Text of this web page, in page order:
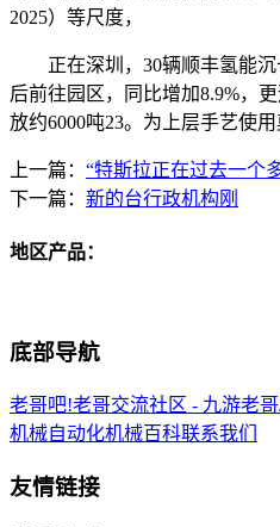
2025）等尺度，
正在深圳，30辆顺丰氢能沉
后前往园区，同比增加8.9%，
放约6000吨23。为上层手艺使用
上一篇： “特斯拉正在过去一个
下一篇： 新的台行政机构刚
地区产品：
底部导航
老哥吧!老哥交流社区 - 九游老
机械自动化机械百科联系我们
友情链接